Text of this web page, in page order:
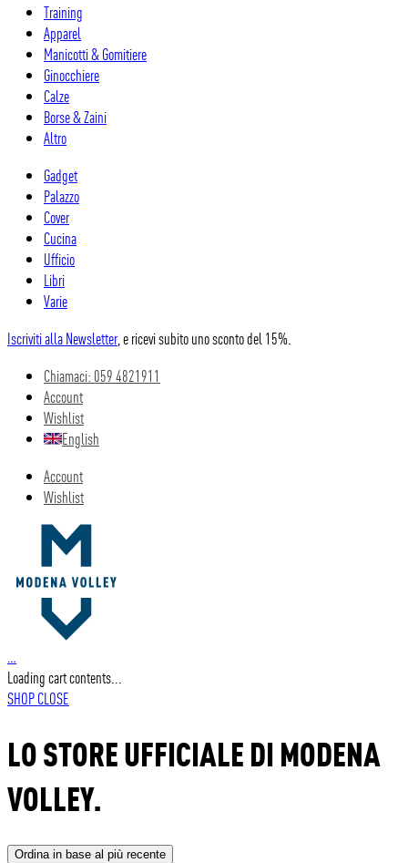
Training
Apparel
Manicotti & Gomitiere
Ginocchiere
Calze
Borse & Zaini
Altro
Gadget
Palazzo
Cover
Cucina
Ufficio
Libri
Varie
Iscriviti alla Newsletter, e ricevi subito uno sconto del 15%.
Chiamaci: 059 4821911
Account
Wishlist
English
Account
Wishlist
…
Loading cart contents...
SHOPCLOSE
LO STORE UFFICIALE DI MODENA
VOLLEY.
Ordina in base al più recente